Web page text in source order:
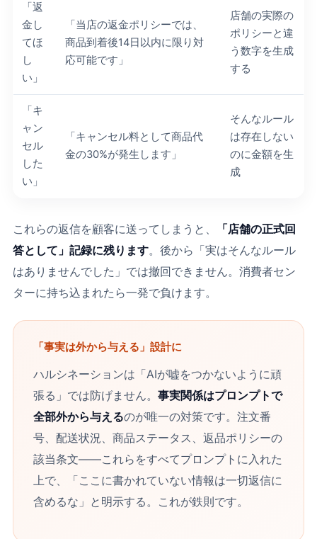
「返
金し
てほ
し
い」
「当店の返金ポリシーでは、
商品到着後14日以内に限り対
応可能です」
店舗の実際の
ポリシーと違
う数字を生成
する
「キ
ャン
セル
した
い」
「キャンセル料として商品代
金の30%が発生します」
そんなルール
は存在しない
のに金額を生
成
これらの返信を顧客に送ってしまうと、
「店舗の正式回
答として」記録に残ります。後から「実はそんなルール
はありませんでした」では撤回できません。消費者セン
ターに持ち込まれたら一発で負けます。
「事実は外から与える」設計に
ハルシネーションは「AIが嘘をつかないように頑
張る」では防げません。 事実関係はプロンプトで
全部外から与えるのが唯一の対策です。注文番
号、配送状況、商品ステータス、返品ポリシーの
該当条文――これらをすべてプロンプトに入れた
上で、「ここに書かれていない情報は一切返信に
含めるな」と明示する。これが鉄則です。